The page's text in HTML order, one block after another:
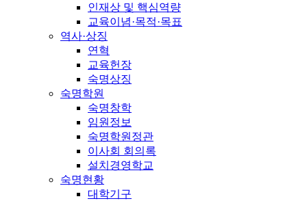
인재상 및 핵심역량
교육이념·목적·목표
역사·상징
연혁
교육헌장
숙명상징
숙명학원
숙명창학
임원정보
숙명학원정관
이사회 회의록
설치경영학교
숙명현황
대학기구